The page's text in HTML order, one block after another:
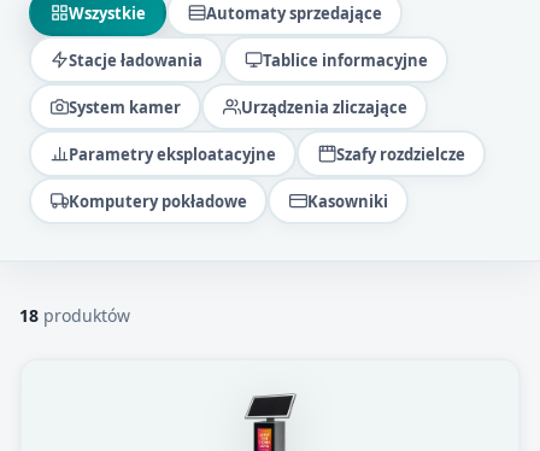
Wszystkie Automaty sprzedające
Stacje ładowania Tablice informacyjne
System kamer Urządzenia zliczające
Parametry eksploatacyjne Szafy rozdzielcze
Komputery pokładowe Kasowniki
18 produktów